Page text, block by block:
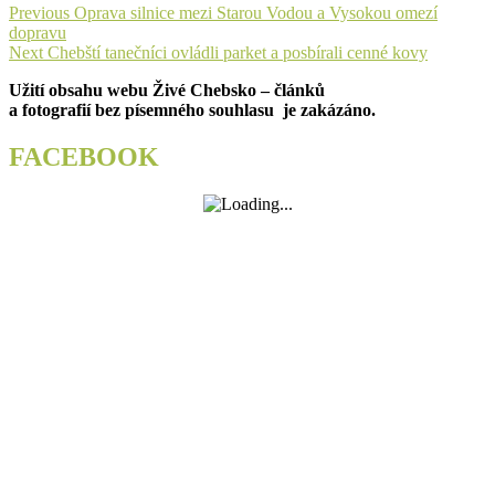
Navigace
pro
příspěvek
Previous Previous
Oprava silnice mezi Starou Vodou a Vysokou omezí
dopravu
Next Next
Chebští tanečníci ovládli parket a posbírali cenné kovy
Užití obsahu webu Živé Chebsko – článků
a fotografií bez písemného souhlasu je zakázáno.
FACEBOOK